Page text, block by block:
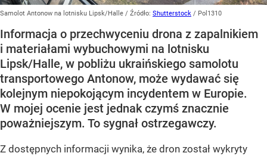
Samolot Antonow na lotnisku Lipsk/Halle / Źródło: Shutterstock / Pol1310
Informacja o przechwyceniu drona z zapalnikiem
i materiałami wybuchowymi na lotnisku
Lipsk/Halle, w pobliżu ukraińskiego samolotu
transportowego Antonow, może wydawać się
kolejnym niepokojącym incydentem w Europie.
W mojej ocenie jest jednak czymś znacznie
poważniejszym. To sygnał ostrzegawczy.
Z dostępnych informacji wynika, że dron został wykryty